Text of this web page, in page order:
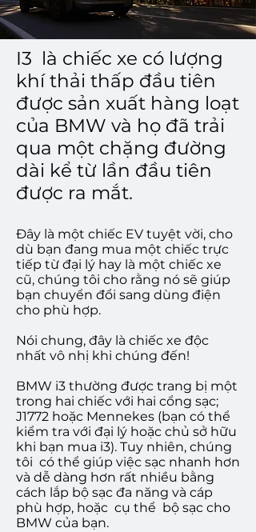
I3 là chiếc xe có lượng
khí thải thấp đầu tiên
được sản xuất hàng loạt
của BMW và họ đã trải
qua một chặng đường
dài kể từ lần đầu tiên
được ra mắt.
Đây là một chiếc EV tuyệt vời, cho
dù bạn đang mua một chiếc trực
tiếp từ đại lý hay là một chiếc xe
cũ, chúng tôi cho rằng nó sẽ giúp
bạn chuyển đổi sang dùng điện
cho phù hợp.
Nói chung, đây là chiếc xe độc
nhất vô nhị khi chúng đến!
BMW i3 thường được trang bị một
trong hai chiếc với hai cổng sạc;
J1772 hoặc Mennekes (bạn có thể
kiểm tra với đại lý hoặc chủ sở hữu
khi bạn mua i3). Tuy nhiên, chúng
tôi có thể giúp việc sạc nhanh hơn
và dễ dàng hơn rất nhiều bằng
cách lắp bộ sạc đa năng và cáp
phù hợp, hoặc cụ thể bộ sạc cho
BMW của bạn.